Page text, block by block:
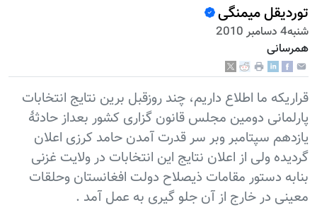
توردیقل میمنگی
شنبه4 دسامبر 2010
همرسانی
قراریکه ما اطلاع داریم، چند روزقبل برین نتایج انتخابات
پارلمانی دومین مجلس قانون گزاری کشور بعداز حادثۀ
یازدهم سپتامبر وبر سر قدرت آمدن حامد کرزی اعلان
گردیده ولی از اعلان نتایج این انتخابات در ولایت غزنی
بنابه دستور مقامات ذیصلاح دولت افغانستان وحلقات
معینی در خارج از آن جلو گیری به عمل آمد .